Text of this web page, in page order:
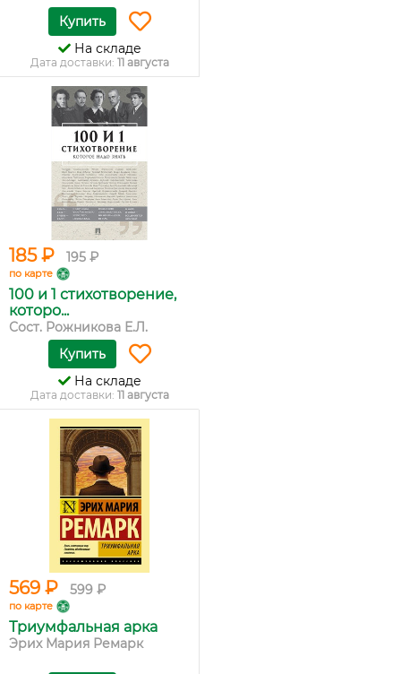
Купить
На складе
Дата доставки: 11 августа
185 ₽ 195 ₽
по карте
100 и 1 стихотворение,
которо...
Сост. Рожникова Е.Л.
Купить
На складе
Дата доставки: 11 августа
569 ₽ 599 ₽
по карте
Триумфальная арка
Эрих Мария Ремарк